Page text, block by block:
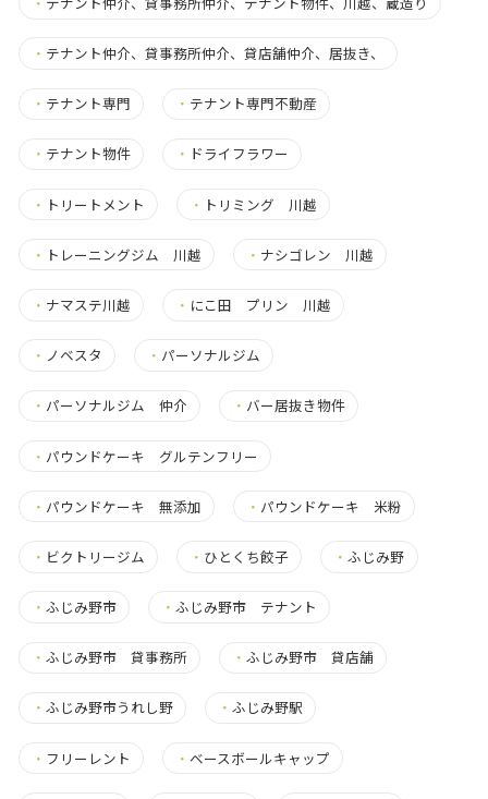
・ テナント仲介、貸事務所仲介、貸店舗仲介、居抜き、
・ テナント専門 ・ テナント専門不動産
・ テナント物件 ・ ドライフラワー
・ トリートメント ・ トリミング 川越
・ トレーニングジム 川越 ・ ナシゴレン 川越
・ ナマステ川越 ・ にこ田 プリン 川越
・ ノベスタ ・ パーソナルジム
・ パーソナルジム 仲介 ・ バー居抜き物件
・ パウンドケーキ グルテンフリー
・ パウンドケーキ 無添加 ・ パウンドケーキ 米粉
・ ビクトリージム ・ ひとくち餃子 ・ふじみ野
・ ふじみ野市 ・ふじみ野市 テナント
・ ふじみ野市 貸事務所 ・ふじみ野市 貸店舗
・ ふじみ野市うれし野 ・ふじみ野駅
・ フリーレント ・ ベースボールキャップ